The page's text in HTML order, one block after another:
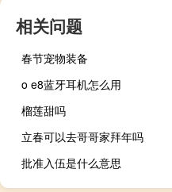
相关问题
春节宠物装备
o e8蓝牙耳机怎么用
榴莲甜吗
立春可以去哥哥家拜年吗
批准入伍是什么意思